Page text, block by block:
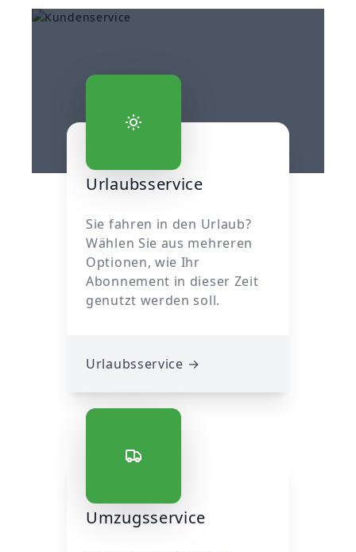
Urlaubsservice
Urlaubsservice
Sie fahren in den Urlaub?
Wählen Sie aus mehreren
Optionen, wie Ihr
Abonnement in dieser Zeit
genutzt werden soll.
Urlaubsservice →
Umzugsservice